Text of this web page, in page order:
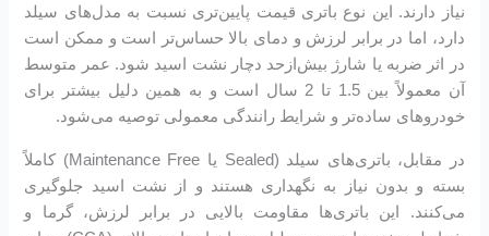
نیاز دارند. این نوع باتری قیمت پایین‌تری نسبت به مدل‌های سیلد
دارد، اما در برابر لرزش و دمای بالا حساس‌تر است و ممکن است
در اثر ضربه یا شارژ بیش‌ازحد دچار نشت اسید شود. عمر متوسط
آن معمولاً بین 1.5 تا 2 سال است و به همین دلیل بیشتر برای
خودروهای ساده‌تر و شرایط رانندگی معمولی توصیه می‌شود.
در مقابل، باتری‌های سیلد (Sealed یا Maintenance Free) کاملاً
بسته و بدون نیاز به نگهداری هستند و از نشت اسید جلوگیری
می‌کنند. این باتری‌ها مقاومت بالایی در برابر لرزش، گرما و